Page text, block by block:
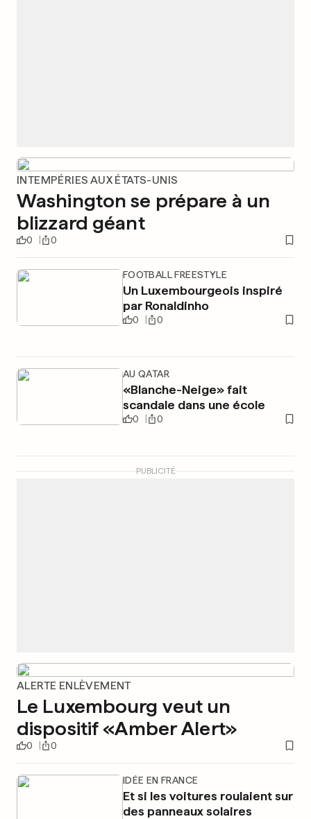
INTEMPÉRIES AUX ÉTATS-UNIS
Washington se prépare à un
blizzard géant
0 0
FOOTBALL FREESTYLE
Un Luxembourgeois inspiré
par Ronaldinho
0 0
AU QATAR
«Blanche-Neige» fait
scandale dans une école
0 0
PUBLICITÉ
ALERTE ENLÈVEMENT
Le Luxembourg veut un
dispositif «Amber Alert»
0 0
IDÉE EN FRANCE
Et si les voitures roulaient sur
des panneaux solaires